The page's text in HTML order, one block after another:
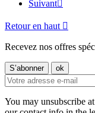
Suivant
Retour en haut 
Recevez nos offres
You may unsubscribe